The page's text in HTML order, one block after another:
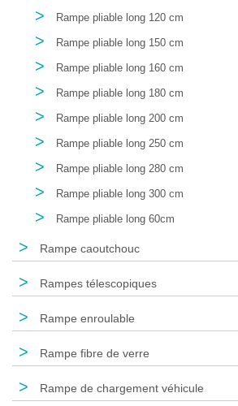
> Rampe pliable long 120 cm
> Rampe pliable long 150 cm
> Rampe pliable long 160 cm
> Rampe pliable long 180 cm
> Rampe pliable long 200 cm
> Rampe pliable long 250 cm
> Rampe pliable long 280 cm
> Rampe pliable long 300 cm
> Rampe pliable long 60cm
> Rampe caoutchouc
> Rampes télescopiques
> Rampe enroulable
> Rampe fibre de verre
> Rampe de chargement véhicule